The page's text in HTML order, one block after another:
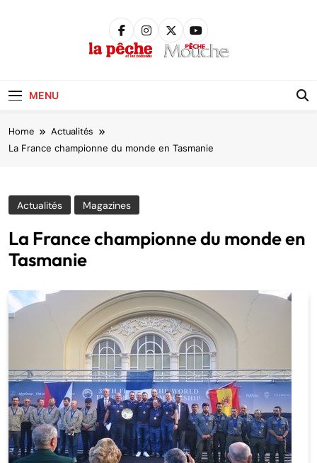
MENU
Home Actualités
La France championne du monde en Tasmanie
Actualités Magazines
La France championne du monde en
Tasmanie